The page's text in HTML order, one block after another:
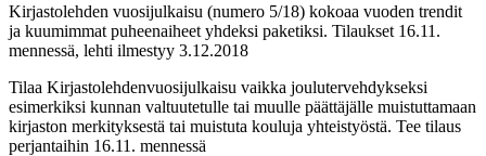
Kirjastolehden vuosijulkaisu (numero 5/18) kokoaa vuoden trendit
ja kuumimmat puheenaiheet yhdeksi paketiksi. Tilaukset 16.11.
mennessä, lehti ilmestyy 3.12.2018
Tilaa Kirjastolehdenvuosijulkaisu vaikka joulutervehdykseksi
esimerkiksi kunnan valtuutetulle tai muulle päättäjälle muistuttamaan
kirjaston merkityksestä tai muistuta kouluja yhteistyöstä. Tee tilaus
perjantaihin 16.11. mennessä